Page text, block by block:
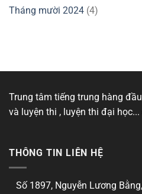
Tháng mười 2024 (4)
Trung tâm tiếng trung hàng
và luyện thi , luyện thi đại
THÔNG TIN LIÊN HỆ
Số 1897, Nguyễn Lương